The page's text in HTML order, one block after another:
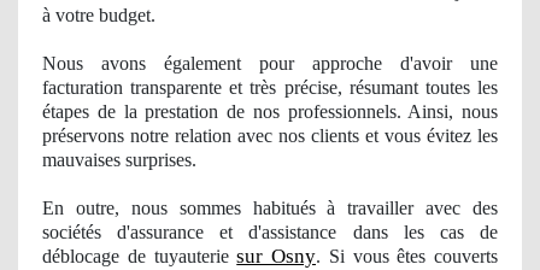
à votre budget.
Nous avons également pour approche d'avoir une
facturation transparente et très précise, résumant toutes les
étapes de la prestation de nos professionnels. Ainsi, nous
préservons notre relation avec nos clients et vous évitez les
mauvaises surprises.
En outre, nous sommes habitués à travailler avec des
sociétés d'assurance et d'assistance dans les cas de
déblocage de tuyauteriesur Osny. Si vous êtes couverts